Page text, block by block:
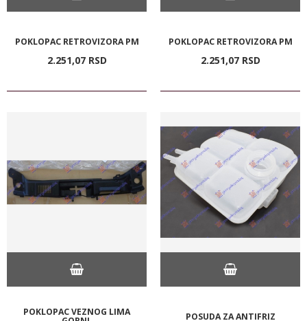
POKLOPAC RETROVIZORA PM
2.251,07 RSD
POKLOPAC RETROVIZORA PM
2.251,07 RSD
POKLOPAC VEZNOG LIMA POSUDA ZA ANTIFRIZ